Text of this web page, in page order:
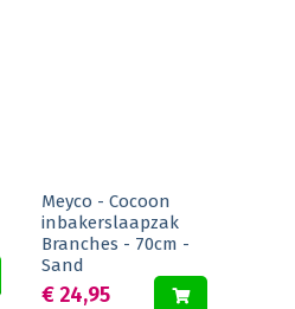
Meyco - Cocoon
inbakerslaapzak
Branches - 70cm -
Sand
€ 24,95